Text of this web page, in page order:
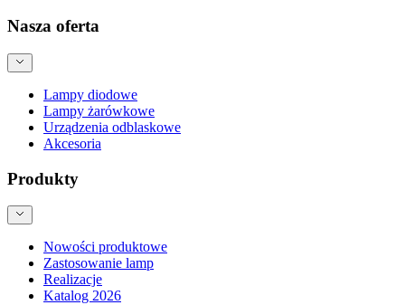
Nasza oferta
Lampy diodowe
Lampy żarówkowe
Urządzenia odblaskowe
Akcesoria
Produkty
Nowości produktowe
Zastosowanie lamp
Realizacje
Katalog 2026